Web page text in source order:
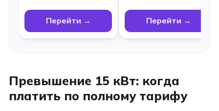
Перейти → Перейти →
Превышение 15 кВт: когда
платить по полному тарифу